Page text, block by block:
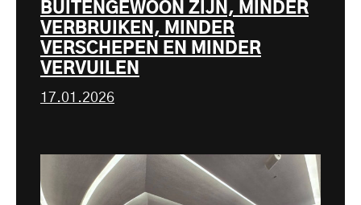
BUITENGEWOON ZIJN, MINDER
VERBRUIKEN, MINDER
VERSCHEPEN EN MINDER
VERVUILEN
17.01.2026